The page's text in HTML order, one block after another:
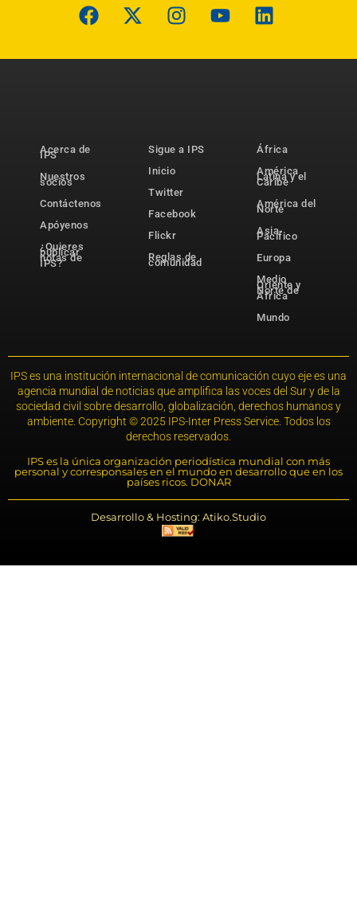
Acerca de
IPS
Nuestros
socios
Contáctenos
Apóyenos
¿Quieres
publicar
notas de
IPS?
Sigue a IPS
Inicio
Twitter
Facebook
Flickr
Reglas de
comunidad
África
América
Latina y el
Caribe
América del
Norte
Asia-
Pacífico
Europa
Medio
Oriente y
Norte de
África
Mundo
IPS es una institución internacional de comunicación cuyo eje es una
agencia mundial de noticias que amplifica las voces del Sur y de la
sociedad civil sobre desarrollo, globalización, derechos humanos y
ambiente. Copyright © 2025 IPS-Inter Press Service. Todos los
derechos reservados.
IPS es la única organización periodística mundial con más
personal y corresponsales en el mundo en desarrollo que en los
países ricos. DONAR
Desarrollo & Hosting: Atiko.Studio